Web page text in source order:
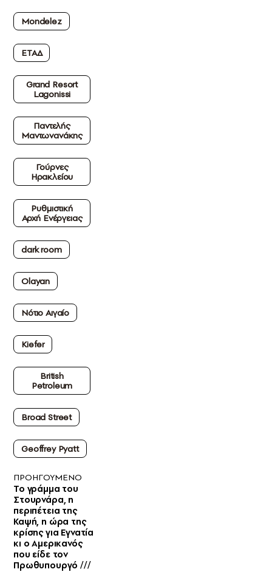
Mondelez
ΕΤΑΔ
Grand Resort
Lagonissi
Παντελής
Μαντωνανάκης
Γούρνες
Ηρακλείου
Ρυθμιστική
Αρχή Ενέργειας
dark room
Olayan
Νότιο Αιγαίο
Kiefer
British
Petroleum
Broad Street
Geoffrey Pyatt
ΠΡΟΗΓΟΥΜΕΝΟ
Το γράμμα του
Στουρνάρα, η
περιπέτεια της
Καψή, η ώρα της
κρίσης για Εγνατία
κι ο Αμερικανός
που είδε τον
Πρωθυπουργό ///